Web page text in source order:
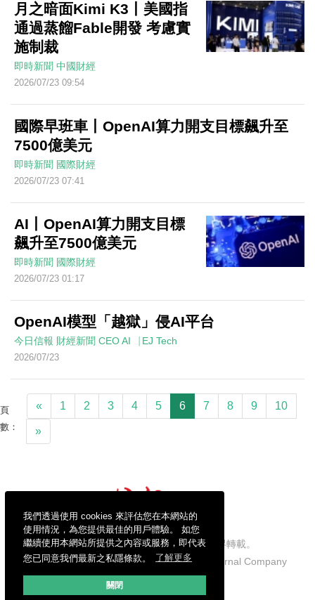
我們透過使用 cookies 來評估您在本網站的
使用情況，為您提供最佳的用戶體驗。 如您
繼續使用本網站所提供之內容或服務，即代表
您已同意我們最新之私隱條款。
了解更多
關閉
月之暗面Kimi K3丨美國指
通過蒸餾Fable開發 考慮實
施制裁
即時新聞 中國財經
2026/07/23 09:54
國際早班車丨OpenAI算力開支目標飆升至
7500億美元
即時新聞 國際財經
2026/07/23 07:41
AI丨OpenAI算力開支目標
飆升至7500億美元
即時新聞 國際財經
2026/07/23 01:17
OpenAI模型「越獄」侵AI平台
今日信報 財經新聞 CEO AI⎹ EJ Tech
2026/07/23
頁
數：
« 1 2 3 4 5 6 7 8 9 10
»
信報財經新聞有限公司版權所有，不得轉載。
Copyright © 2026 Hong Kong Economic Journal Company
Limited. All rights reserved.